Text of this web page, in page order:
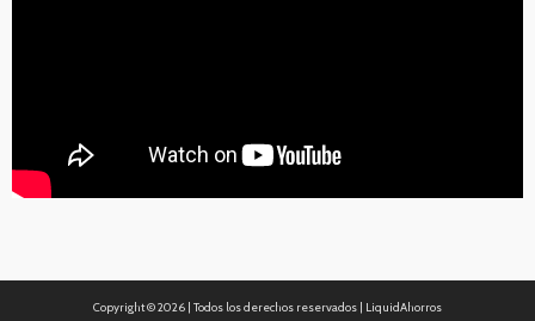
Copyright ©2026 | Todos los derechos reservados | LiquidAhorros